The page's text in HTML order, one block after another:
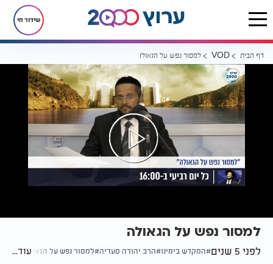
שידור חי
דף הבית VOD למסור נפש על הגאולה
למסור נפש על הגאולה
לפני 5 שנים המקדש בימינו הרב יהודה סעדיה למסור נפש על הגאולהעוד...